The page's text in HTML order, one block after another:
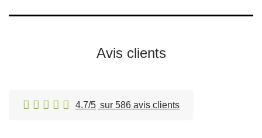
Avis clients
4.7/5 sur 586 avis clients